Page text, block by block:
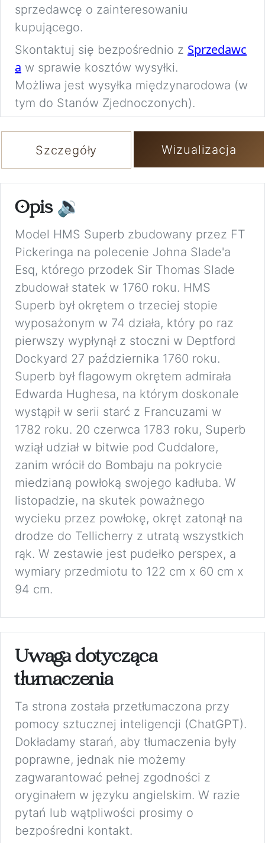
sprzedawcę o zainteresowaniu
kupującego.
Skontaktuj się bezpośrednio z Sprzedawc
a w sprawie kosztów wysyłki.
Możliwa jest wysyłka międzynarodowa (w
tym do Stanów Zjednoczonych).
Szczegóły Wizualizacja
Opis 🔉
Model HMS Superb zbudowany przez FT
Pickeringa na polecenie Johna Slade'a
Esq, którego przodek Sir Thomas Slade
zbudował statek w 1760 roku. HMS
Superb był okrętem o trzeciej stopie
wyposażonym w 74 działa, który po raz
pierwszy wypłynął z stoczni w Deptford
Dockyard 27 października 1760 roku.
Superb był flagowym okrętem admirała
Edwarda Hughesa, na którym doskonale
wystąpił w serii starć z Francuzami w
1782 roku. 20 czerwca 1783 roku, Superb
wziął udział w bitwie pod Cuddalore,
zanim wrócił do Bombaju na pokrycie
miedzianą powłoką swojego kadłuba. W
listopadzie, na skutek poważnego
wycieku przez powłokę, okręt zatonął na
drodze do Tellicherry z utratą wszystkich
rąk. W zestawie jest pudełko perspex, a
wymiary przedmiotu to 122 cm x 60 cm x
94 cm.
Uwaga dotycząca
tłumaczenia
Ta strona została przetłumaczona przy
pomocy sztucznej inteligencji (ChatGPT).
Dokładamy starań, aby tłumaczenia były
poprawne, jednak nie możemy
zagwarantować pełnej zgodności z
oryginałem w języku angielskim. W razie
pytań lub wątpliwości prosimy o
bezpośredni kontakt.